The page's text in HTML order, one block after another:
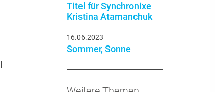
Titel für Synchronixe
Kristina Atamanchuk
16.06.2023
Sommer, Sonne